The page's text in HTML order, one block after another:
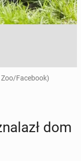
Zoo/Facebook)
dom